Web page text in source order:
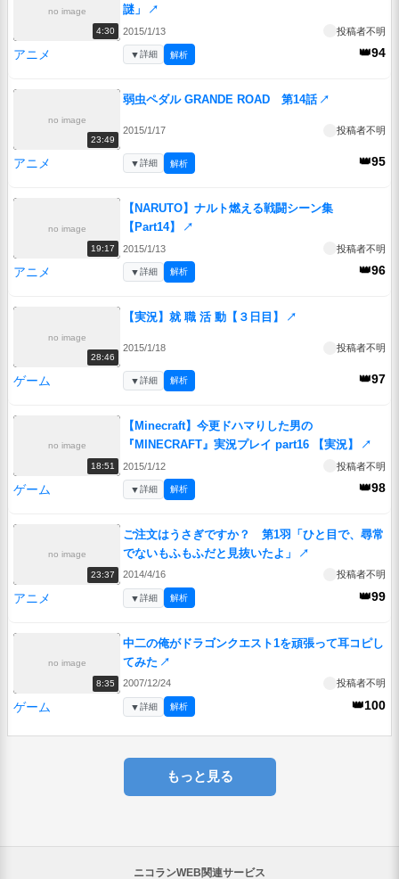
no image
4:30
謎」
↗
2015/1/13 投稿者不明
アニメ 👑94
▼詳細 解析
no image
23:49
弱虫ペダル GRANDE ROAD 第14話 ↗
2015/1/17 投稿者不明
アニメ 👑95
▼詳細 解析
no image
19:17
【NARUTO】ナルト燃える戦闘シーン集
【Part14】
↗
2015/1/13 投稿者不明
アニメ 👑96
▼詳細 解析
no image
28:46
【実況】就 職 活 動【３日目】 ↗
2015/1/18 投稿者不明
ゲーム 👑97
▼詳細 解析
no image
18:51
【Minecraft】今更ドハマりした男の
『MINECRAFT』実況プレイ part16 【実況】
↗
2015/1/12 投稿者不明
ゲーム 👑98
▼詳細 解析
no image
23:37
ご注文はうさぎですか？ 第1羽「ひと目で、尋常
でないもふもふだと見抜いたよ」
↗
2014/4/16 投稿者不明
アニメ 👑99
▼詳細 解析
no image
8:35
中二の俺がドラゴンクエスト1を頑張って耳コピし
てみた ↗
2007/12/24 投稿者不明
ゲーム 👑100
▼詳細 解析
もっと見る
ニコランWEB関連サービス